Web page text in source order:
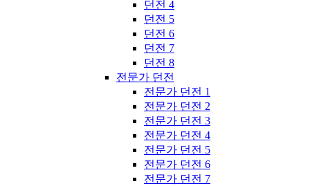
던전 4
던전 5
던전 6
던전 7
던전 8
전문가 던전
전문가 던전 1
전문가 던전 2
전문가 던전 3
전문가 던전 4
전문가 던전 5
전문가 던전 6
전문가 던전 7